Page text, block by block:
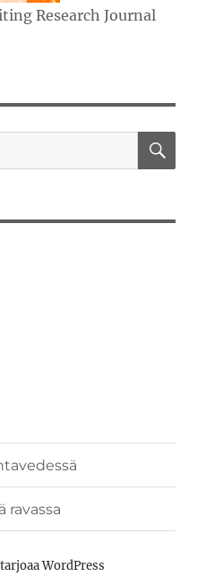
Research Journal
ravassa
WordPress